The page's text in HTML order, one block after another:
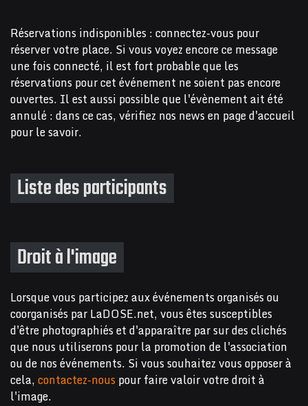
Réservations indisponibles : connectez-vous pour
réserver votre place. Si vous voyez encore ce message
une fois connecté, il est fort probable que les
réservations pour cet événement ne soient pas encore
ouvertes. Il est aussi possible que l'évènement ait été
annulé : dans ce cas, vérifiez nos news en page d'accueil
pour le savoir.
Liste des participants
Droit à l'image
Lorsque vous participez aux événements organisés ou
coorganisés par LaDOSE.net, vous êtes susceptibles
d'être photographiés et d'apparaître par sur des clichés
que nous utiliserons pour la promotion de l'association
ou de nos événements. Si vous souhaitez vous opposer à
cela,contactez-nouspour faire valoir votre droit à
l'image.